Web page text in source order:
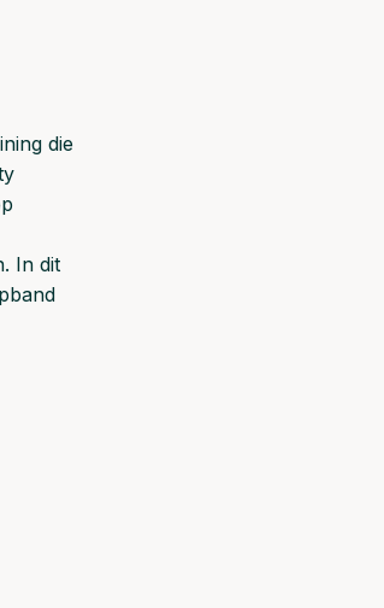
die
In dit